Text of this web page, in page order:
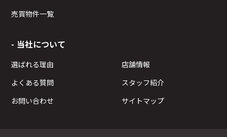
売買物件一覧
当社について
選ばれる理由
店舗情報
よくある質問
スタッフ紹介
お問い合わせ
サイトマップ